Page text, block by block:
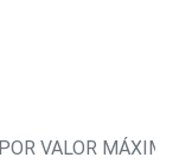
VALOR MÁXIMO